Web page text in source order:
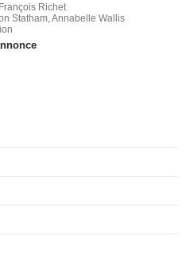
Richet
Statham, Annabelle Wallis